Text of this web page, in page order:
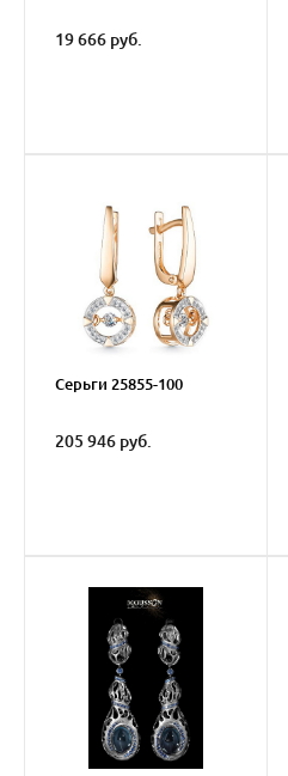
19 666 руб.
Серьги 25855-100
205 946 руб.